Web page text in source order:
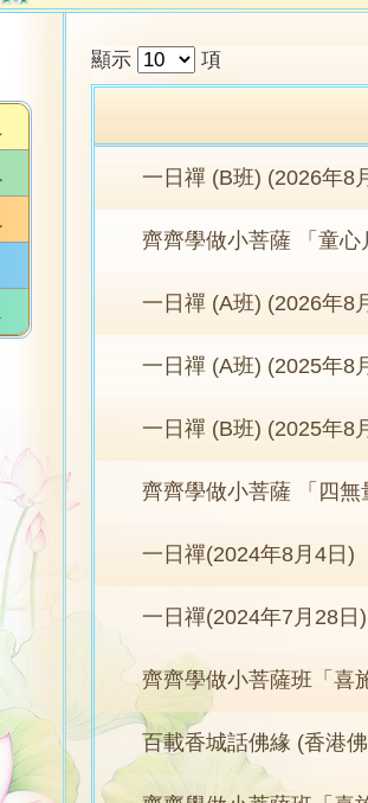
顯示 項
一日禪 (B班) (2026年8
齊齊學做小菩薩 「童心
一日禪 (A班) (2026年8
一日禪 (A班) (2025年8
一日禪 (B班) (2025年8
齊齊學做小菩薩 「四無
一日禪(2024年8月4日)
一日禪(2024年7月28日)
齊齊學做小菩薩班「喜
百載香城話佛緣 (香港